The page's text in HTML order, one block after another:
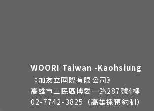
WOORI Taiwan -Kaohsiung
《加友立國際有限公司》
高雄市三民區博愛一路287號4樓
02-7742-3825（高雄採預約制）